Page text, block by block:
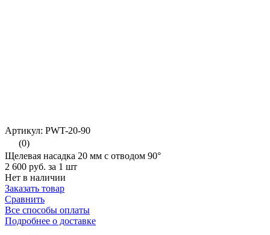
Артикул: PWT-20-90
(0)
Щелевая насадка 20 мм с отводом 90°
2 600 руб. за 1 шт
Нет в наличии
Заказать товар
Сравнить
Все способы оплаты
Подробнее о доставке